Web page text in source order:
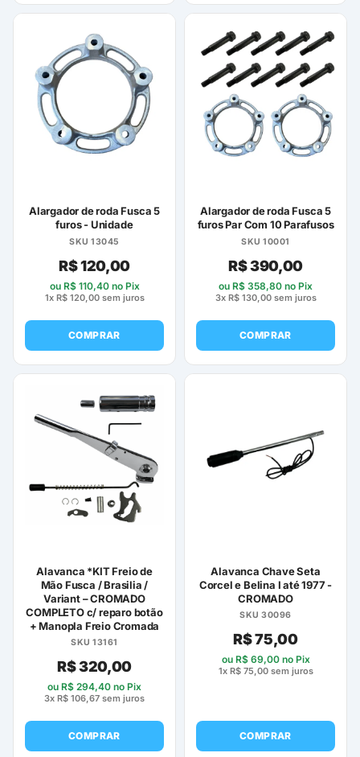
Alargador de roda Fusca 5
furos - Unidade
SKU 13045
R$120,00
ou R$110,40no Pix
1x R$120,00sem juros
COMPRAR
Alargador de roda Fusca 5
furos Par Com 10 Parafusos
SKU 10001
R$390,00
ou R$ 358,80 no Pix
3x R$130,00sem juros
COMPRAR
Alavanca *KIT Freio de
Mão Fusca / Brasilia /
Variant – CROMADO
COMPLETO c/ reparo botão
+ Manopla Freio Cromada
SKU 13161
R$320,00
ou R$ 294,40 no Pix
3x R$ 106,67 sem juros
COMPRAR
Alavanca Chave Seta
Corcel e Belina I até 1977 -
CROMADO
SKU 30096
R$75,00
ou R$69,00no Pix
1x R$75,00sem juros
COMPRAR